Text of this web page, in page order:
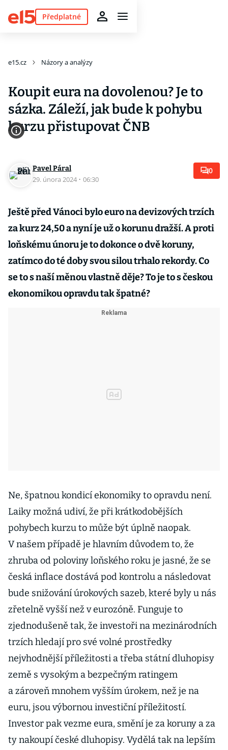
Předplatné
e15.cz Názory a analýzy
Koupit eura na dovolenou? Je to
sázka. Záleží, jak bude k pohybu
kurzu přistupovat ČNB
Pavel Páral
29. února 2024 · 06:30
0
Ještě před Vánoci bylo euro na devizových trzích
za kurz 24,50 a nyní je už o korunu dražší. A proti
loňskému únoru je to dokonce o dvě koruny,
zatímco do té doby svou silou trhalo rekordy. Co
se to s naší měnou vlastně děje? To je to s českou
ekonomikou opravdu tak špatné?
Ne, špatnou kondicí ekonomiky to opravdu není.
Laiky možná udiví, že při krátkodobějších
pohybech kurzu to může být úplně naopak.
V našem případě je hlavním důvodem to, že
zhruba od poloviny loňského roku je jasné, že se
česká inflace dostává pod kontrolu a následovat
bude snižování úrokových sazeb, které byly u nás
zřetelně vyšší než v eurozóně. Funguje to
zjednodušeně tak, že investoři na mezinárodních
trzích hledají pro své volné prostředky
nejvhodnější příležitosti a třeba státní dluhopisy
země s vysokým a bezpečným ratingem
a zároveň mnohem vyšším úrokem, než je na
euru, jsou výbornou investiční příležitostí.
Investor pak vezme eura, smění je za koruny a za
ty nakoupí české dluhopisy. Vydělá tak na lepším